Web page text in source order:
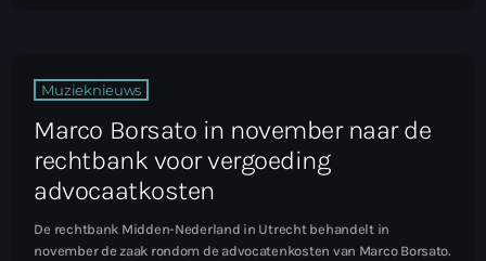
Muzieknieuws
Marco Borsato in november naar de
rechtbank voor vergoeding
advocaatkosten
De rechtbank Midden-Nederland in Utrecht behandelt in
november de zaak rondom de advocatenkosten van Marco Borsato.